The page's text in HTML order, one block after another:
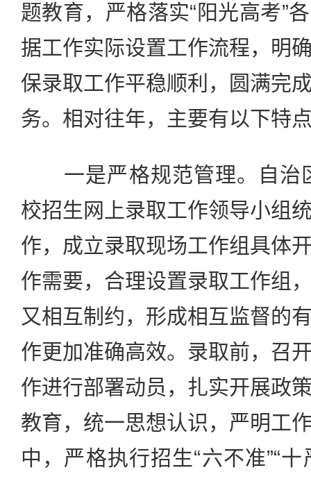
题教育，严格落实“阳光高考”
据工作实际设置工作流程，明
保录取工作平稳顺利，圆满完
务。相对往年，主要有以下特
一是严格规范管理。自治
校招生网上录取工作领导小组
作，成立录取现场工作组具体
作需要，合理设置录取工作组
又相互制约，形成相互监督的
作更加准确高效。录取前，召
作进行部署动员，扎实开展政
教育，统一思想认识，严明工
中，严格执行招生“六不准”“十